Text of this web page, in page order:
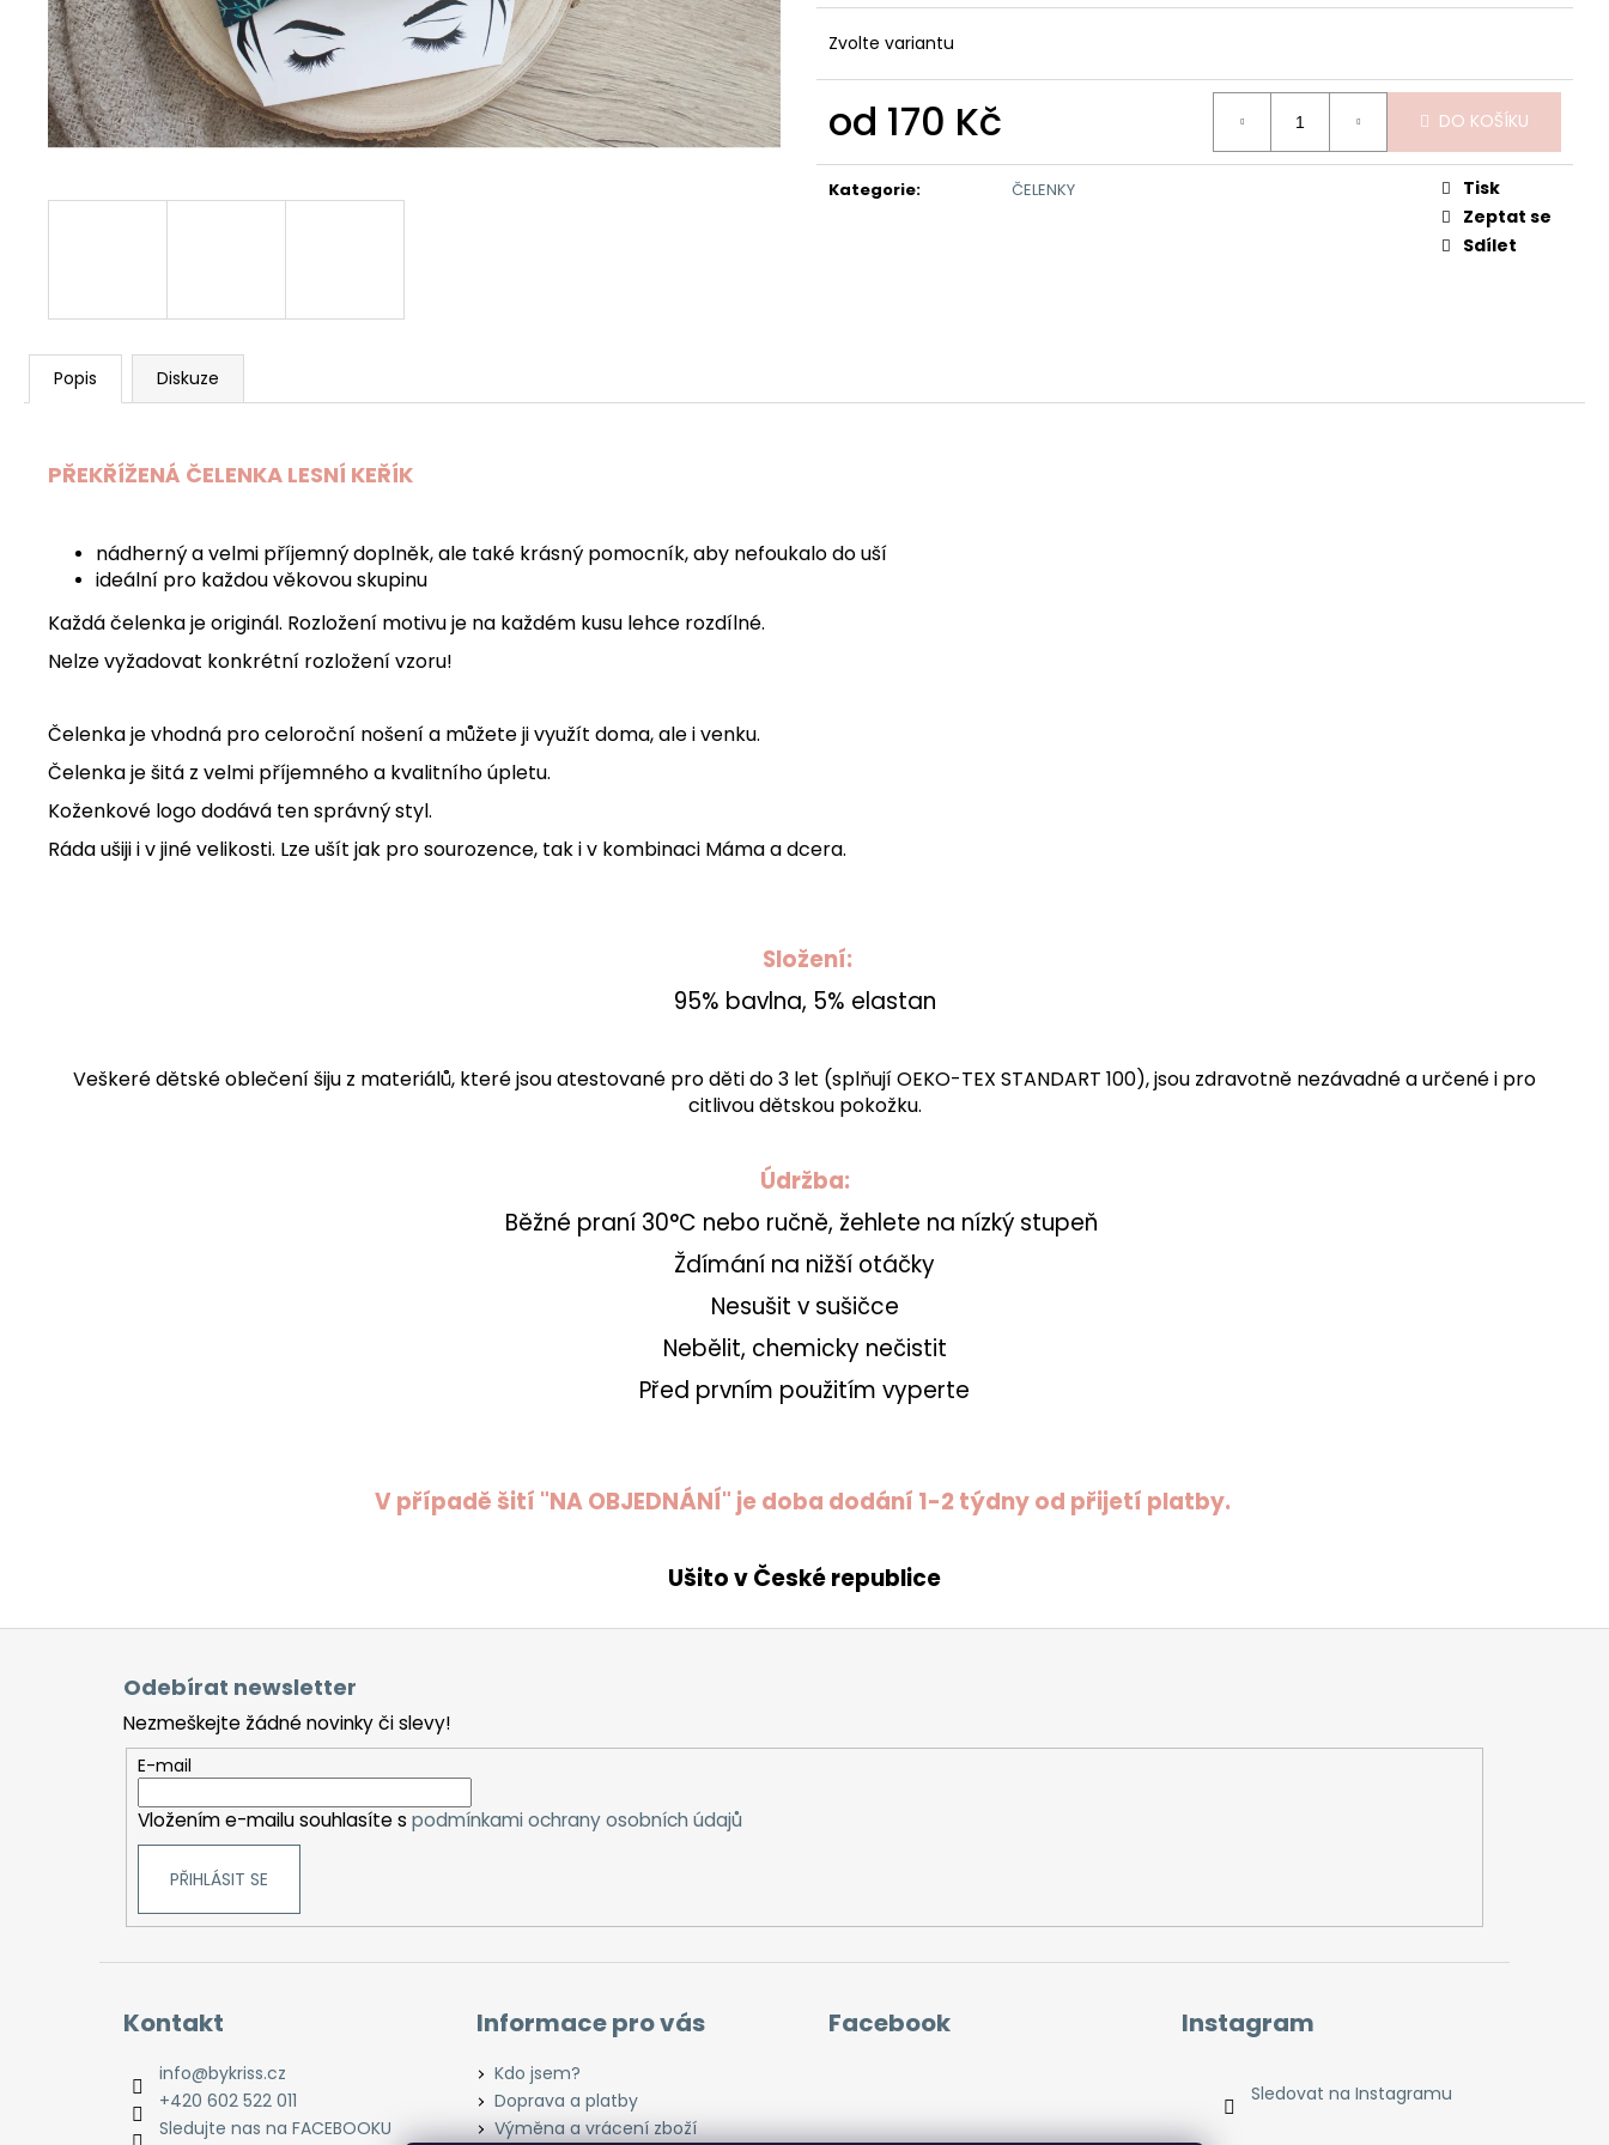
Zvolte variantu
od 170 Kč
cena:
DO KOŠÍKU
Kategorie: ČELENKY
Tisk
Zeptat se
Sdílet
Popis Diskuze
PŘEKŘÍŽENÁ ČELENKA LESNÍ KEŘÍK
nádherný a velmi příjemný doplněk, ale také krásný pomocník, aby nefoukalo do uší
ideální pro každou věkovou skupinu
Každá čelenka je originál. Rozložení motivu je na každém kusu lehce rozdílné.
Nelze vyžadovat konkrétní rozložení vzoru!
Čelenka je vhodná pro celoroční nošení a můžete ji využít doma, ale i venku.
Čelenka je šitá z velmi příjemného a kvalitního úpletu.
Koženkové logo dodává ten správný styl.
Ráda ušiji i v jiné velikosti. Lze ušít jak pro sourozence, tak i v kombinaci Máma a dcera.
Složení:
95% bavlna, 5% elastan
Veškeré dětské oblečení šiju z materiálů, které jsou atestované pro děti do 3 let (splňují OEKO-TEX STANDART 100), jsou zdravotně nezávadné a určené i pro
citlivou dětskou pokožku.
Údržba:
Běžné praní 30°C nebo ručně, žehlete na nízký stupeň
Ždímání na nižší otáčky
Nesušit v sušičce
Nebělit, chemicky nečistit
Před prvním použitím vyperte
V případě šití "NA OBJEDNÁNÍ" je doba dodání 1-2 týdny od přijetí platby.
Ušito v České republice
DĚTSKÉ TEPLÁČKY BAGGY MAŠINKY
390 Kč
DĚTSKÁ MIKINA SOVIČKA
580 Kč
DĚTSKÁ MIKINA ZAJEČICE
620 Kč
Z
Odebírat newsletter
Nezmeškejte žádné novinky či slevy!
E-mail
Vložením e-mailu souhlasíte s podmínkami ochrany osobních údajů
PŘIHLÁSIT SE
Kontakt
info@bykriss.cz
+420 602 522 011
Sledujte nas na FACEBOOKU
Informace pro vás
Kdo jsem?
Doprava a platby
Výměna a vrácení zboží
Facebook Instagram
Sledovat na Instagramu